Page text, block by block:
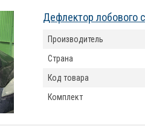
Дефлектор лобового
Производитель
Страна
Код товара
Комплект